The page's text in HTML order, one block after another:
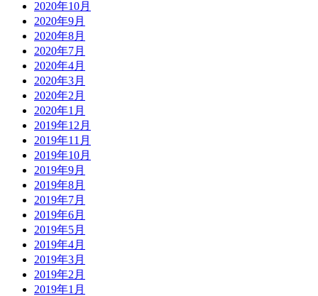
2020年10月
2020年9月
2020年8月
2020年7月
2020年4月
2020年3月
2020年2月
2020年1月
2019年12月
2019年11月
2019年10月
2019年9月
2019年8月
2019年7月
2019年6月
2019年5月
2019年4月
2019年3月
2019年2月
2019年1月